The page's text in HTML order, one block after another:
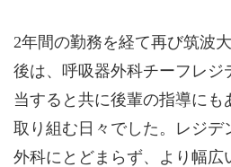
2年間の勤務を経て再び筑波
後は、呼吸器外科チーフレジ
当すると共に後輩の指導にも
取り組む日々でした。レジデ
外科にとどまらず、より幅広